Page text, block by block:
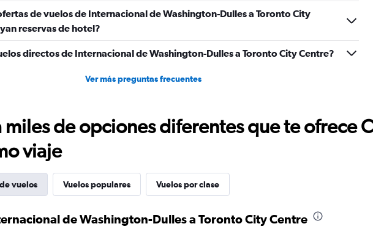
de vuelos de Internacional de Washington-Dulles a Toronto City
reservas de hotel?
directos de Internacional de Washington-Dulles a Toronto City Centre?
Ver más preguntas frecuentes
miles de opciones diferentes que te ofrece
viaje
vuelos Vuelos populares Vuelos por clase
de Washington-Dulles a Toronto City Centre